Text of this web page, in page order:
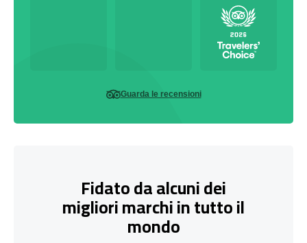
Guarda le recensioni
Fidato da alcuni dei
migliori marchi in tutto il
mondo